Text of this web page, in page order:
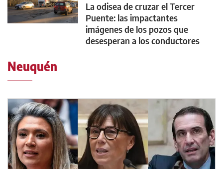
La odisea de cruzar el Tercer
Puente: las impactantes
imágenes de los pozos que
desesperan a los conductores
Neuquén